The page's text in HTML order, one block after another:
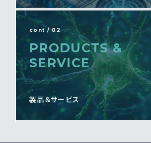
cont / 02
PRODUCTS &
SERVICE
製品＆サービス